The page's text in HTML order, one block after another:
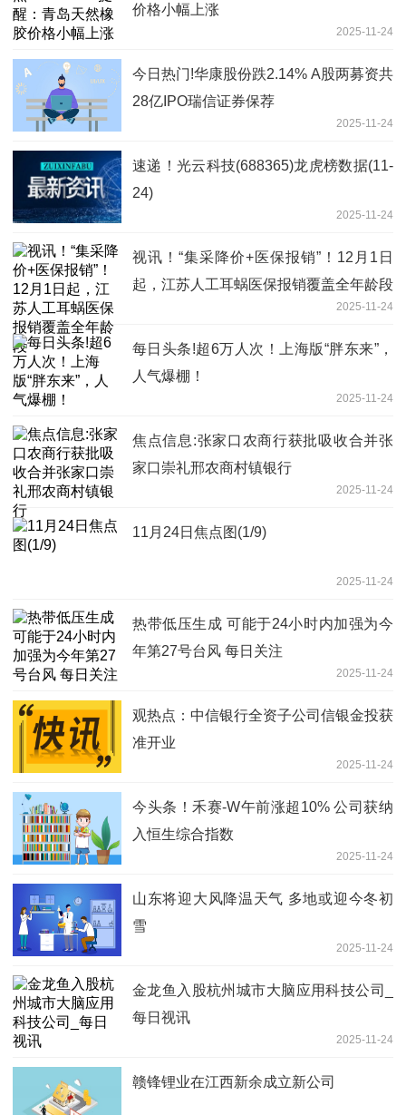
价格小幅上涨
2025-11-24
今日热门!华康股份跌2.14% A股两募资共
28亿IPO瑞信证券保荐
2025-11-24
速递！光云科技(688365)龙虎榜数据(11-
24)
2025-11-24
视讯！“集采降价+医保报销”！12月1日
起，江苏人工耳蜗医保报销覆盖全年龄段
2025-11-24
每日头条!超6万人次！上海版“胖东来”，
人气爆棚！
2025-11-24
焦点信息:张家口农商行获批吸收合并张
家口崇礼邢农商村镇银行
2025-11-24
11月24日焦点图(1/9)
2025-11-24
热带低压生成 可能于24小时内加强为今
年第27号台风 每日关注
2025-11-24
观热点：中信银行全资子公司信银金投获
准开业
2025-11-24
今头条！禾赛-W午前涨超10% 公司获纳
入恒生综合指数
2025-11-24
山东将迎大风降温天气 多地或迎今冬初
雪
2025-11-24
金龙鱼入股杭州城市大脑应用科技公司_
每日视讯
2025-11-24
赣锋锂业在江西新余成立新公司